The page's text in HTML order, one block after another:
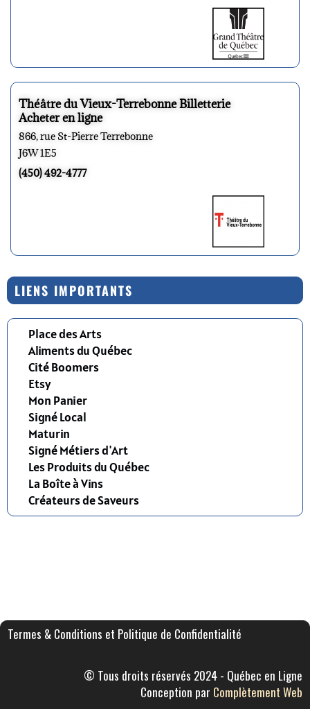
Théâtre du Vieux-Terrebonne Billetterie
Acheter en ligne
866, rue St-Pierre Terrebonne
J6W 1E5
(450) 492-4777
LIENS IMPORTANTS
Place des Arts
Aliments du Québec
Cité Boomers
Etsy
Mon Panier
Signé Local
Maturin
Signé Métiers d'Art
Les Produits du Québec
La Boîte à Vins
Créateurs de Saveurs
Termes & Conditions et Politique de Confidentialité
© Tous droits réservés 2024 - Québec en Ligne
Conception par Complètement Web